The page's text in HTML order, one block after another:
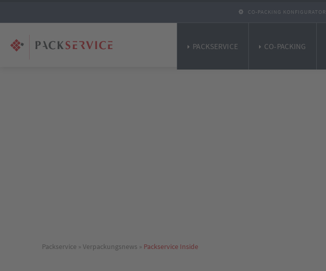
CO-PACKING KONFIGURATOR
PACKSERVICE CO-PACKING
Packservice » Verpackungsnews » Packservice Inside